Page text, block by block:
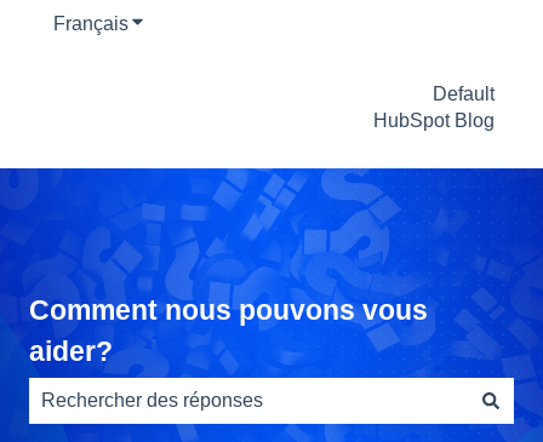
FrançaisAfficher le sous-menu pour les traductions
Default
HubSpot Blog
Comment nous pouvons vous
aider?
Il n'y a aucune suggestion car le champ de recherche